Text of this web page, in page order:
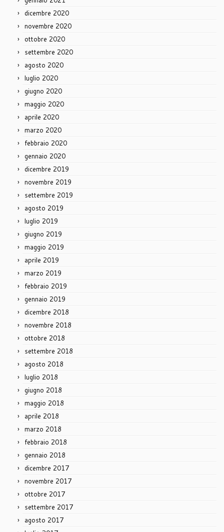
dicembre 2020
novembre 2020
ottobre 2020
settembre 2020
agosto 2020
luglio 2020
giugno 2020
maggio 2020
aprile 2020
marzo 2020
febbraio 2020
gennaio 2020
dicembre 2019
novembre 2019
settembre 2019
agosto 2019
luglio 2019
giugno 2019
maggio 2019
aprile 2019
marzo 2019
febbraio 2019
gennaio 2019
dicembre 2018
novembre 2018
ottobre 2018
settembre 2018
agosto 2018
luglio 2018
giugno 2018
maggio 2018
aprile 2018
marzo 2018
febbraio 2018
gennaio 2018
dicembre 2017
novembre 2017
ottobre 2017
settembre 2017
agosto 2017